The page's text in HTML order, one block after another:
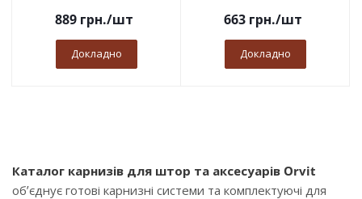
889грн./шт
Докладно
663грн./шт
Докладно
Каталог карнизів для штор та аксесуарів Orvit
об’єднує готові карнизні системи та комплектуючі для